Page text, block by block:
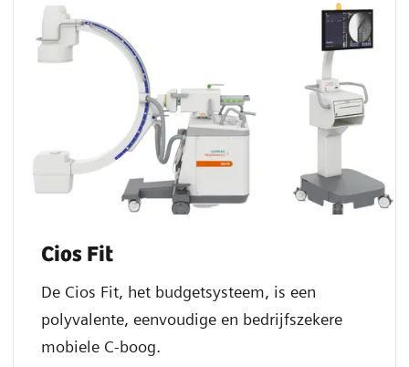
Cios Fit
De Cios Fit, het budgetsysteem, is een
polyvalente, eenvoudige en bedrijfszekere
mobiele C-boog.